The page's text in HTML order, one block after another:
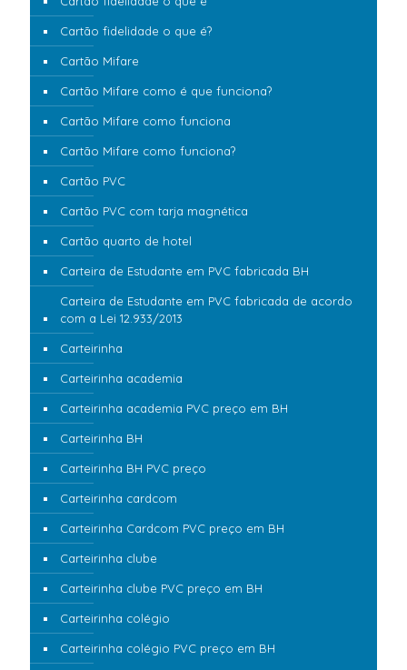
Cartão fidelidade o que é?
Cartão Mifare
Cartão Mifare como é que funciona?
Cartão Mifare como funciona
Cartão Mifare como funciona?
Cartão PVC
Cartão PVC com tarja magnética
Cartão quarto de hotel
Carteira de Estudante em PVC fabricada BH
Carteira de Estudante em PVC fabricada de acordo
com a Lei 12.933/2013
Carteirinha
Carteirinha academia
Carteirinha academia PVC preço em BH
Carteirinha BH
Carteirinha BH PVC preço
Carteirinha cardcom
Carteirinha Cardcom PVC preço em BH
Carteirinha clube
Carteirinha clube PVC preço em BH
Carteirinha colégio
Carteirinha colégio PVC preço em BH